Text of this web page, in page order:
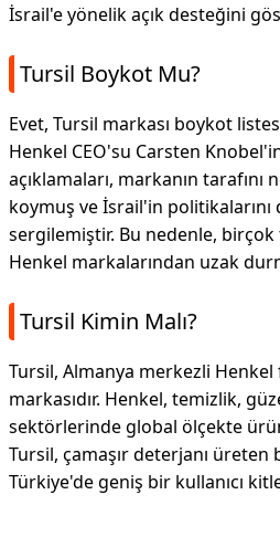
İsrail'e yönelik açık desteğini
Tursil Boykot Mu?
Evet, Tursil markası boykot
Henkel CEO'su Carsten
açıklamaları, markanın
koymuş ve İsrail'in
sergilemiştir. Bu nedenle,
Henkel markalarından uzak
Tursil Kimin Malı?
Tursil, Almanya merkezli Henkel
markasıdır. Henkel, temizlik,
sektörlerinde global ölçekte
Tursil, çamaşır deterjanı
Türkiye'de geniş bir kullanıcı